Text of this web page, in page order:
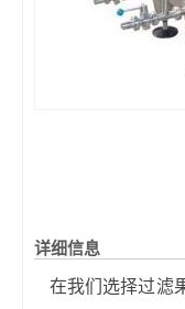
详细信息
在我们选择过滤